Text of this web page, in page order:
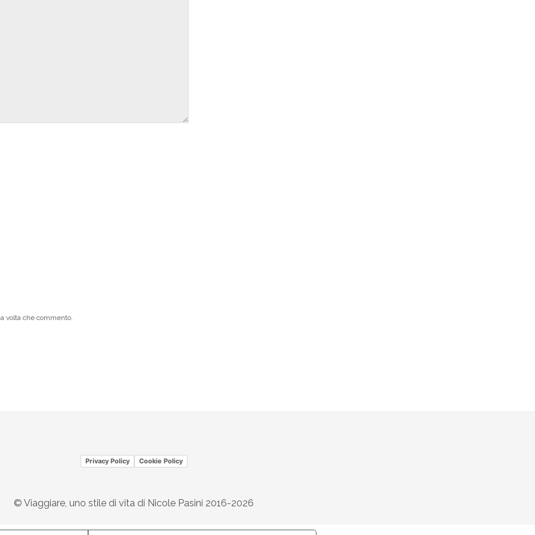
volta che commento.
Privacy Policy Cookie Policy
© Viaggiare, uno stile di vita di Nicole Pasini 2016-2026